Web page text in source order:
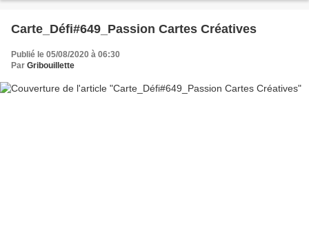
Carte_Défi#649_Passion Cartes Créatives
Publié le 05/08/2020 à 06:30
Par Gribouillette